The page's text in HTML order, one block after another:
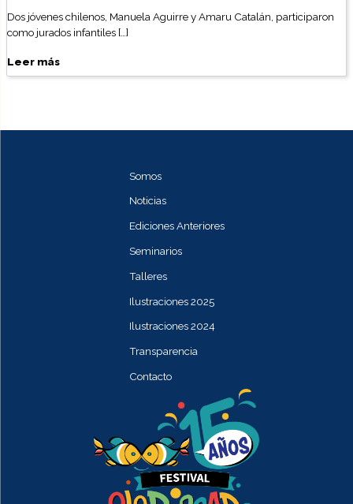
Dos jóvenes chilenos, Manuela Aguirre y Amaru Catalán, participaron
como jurados infantiles […]
Leer más
Somos
Noticias
Ediciones Anteriores
Seminarios
Talleres
Ilustraciones 2025
Ilustraciones 2024
Transparencia
Contacto